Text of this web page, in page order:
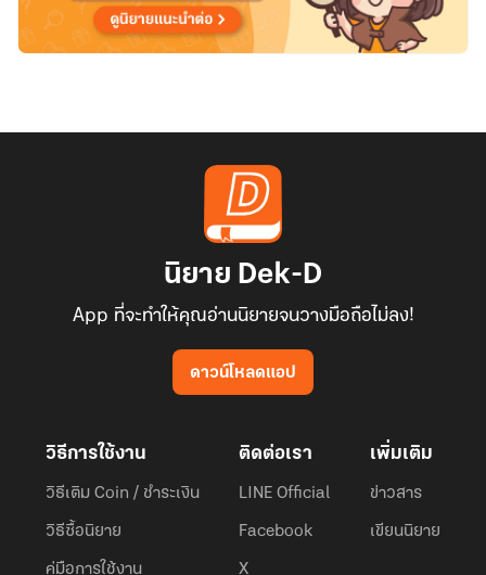
นิยาย Dek-D
App ที่จะทำให้คุณอ่านนิยายจนวางมือถือไม่ลง!
ดาวน์โหลดแอป
วิธีการใช้งาน
วิธีเติม Coin / ชำระเงิน
วิธีซื้อนิยาย
คู่มือการใช้งาน
ติดต่อเรา
LINE Official
Facebook
X
เพิ่มเติม
ข่าวสาร
เขียนนิยาย